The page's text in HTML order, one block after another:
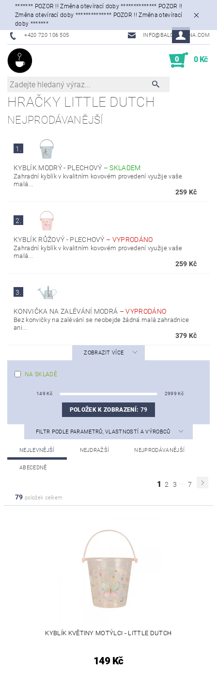
******* POZOR !! Změna otevírací doby ************** POZOR !!
Změna otevírací doby ************** POZOR !! Změna otevírací
doby *******
+420 720 106 505 INFO@BALONKARNA.COM
0 0 Kč
HRAČKY LITTLE DUTCH
NEJPRODÁVANĚJŠÍ
1.
KYBLÍK MODRÝ - PLECHOVÝ –SKLADEM
Zahradní kyblík v kvalitním kovovém provedení využije vaše
malá...
259 Kč
2.
KYBLÍK RŮŽOVÝ - PLECHOVÝ – VYPRODÁNO
Zahradní kyblík v kvalitním kovovém provedení využije vaše
malá...
259 Kč
3.
KONVIČKA NA ZALÉVÁNÍ MODRÁ –VYPRODÁNO
Bez konvičky na zalévání se neobejde žádná malá zahradnice
ani...
379 Kč
ZOBRAZIT VÍCE
NA SKLADĚ
149 Kč 2999 Kč
POLOŽEK K ZOBRAZENÍ: 79
FILTR PODLE PARAMETRŮ, VLASTNOSTÍ A VÝROBCŮ
NEJLEVNĚJŠÍ NEJDRAŽŠÍ NEJPRODÁVANĚJŠÍ
ABECEDNĚ
1 2 3 ... 7
79 položek celkem
KYBLÍK KVĚTINY MOTÝLCI - LITTLE DUTCH
149 Kč